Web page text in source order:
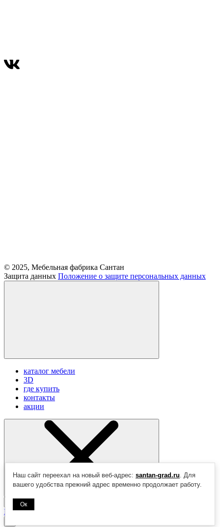
© 2025, Мебельная фабрика Сантан
Защита данных Положение о защите персональных данных
каталог мебели
3D
где купить
контакты
акции
Показать
Наш сайт переехал на новый веб-адрес: santan-grad.ru. Для
вашего удобства прежний адрес временно продолжает работу.
Ок